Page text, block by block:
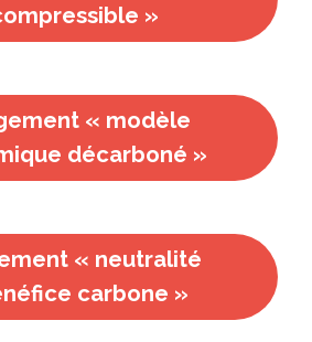
»
« modèle
décarboné »
« neutralité
carbone »